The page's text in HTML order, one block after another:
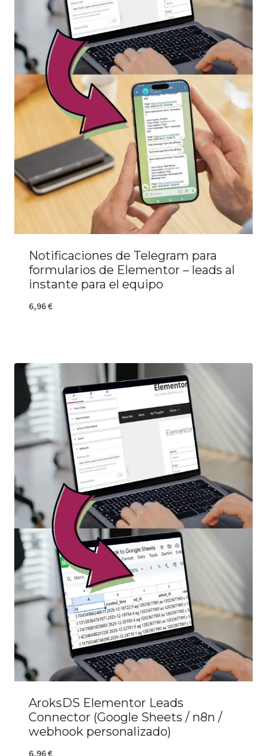
Notificaciones de Telegram para
formularios de Elementor – leads al
instante para el equipo
6,96€
AroksDS Elementor Leads
Connector (Google Sheets / n8n /
webhook personalizado)
6,96€